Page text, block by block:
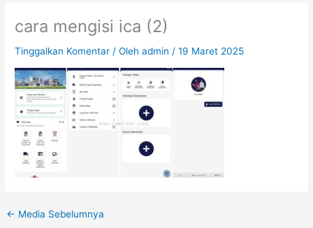
cara mengisi ica (2)
Tinggalkan Komentar / Olehadmin /19 Maret 2025
← Media Sebelumnya